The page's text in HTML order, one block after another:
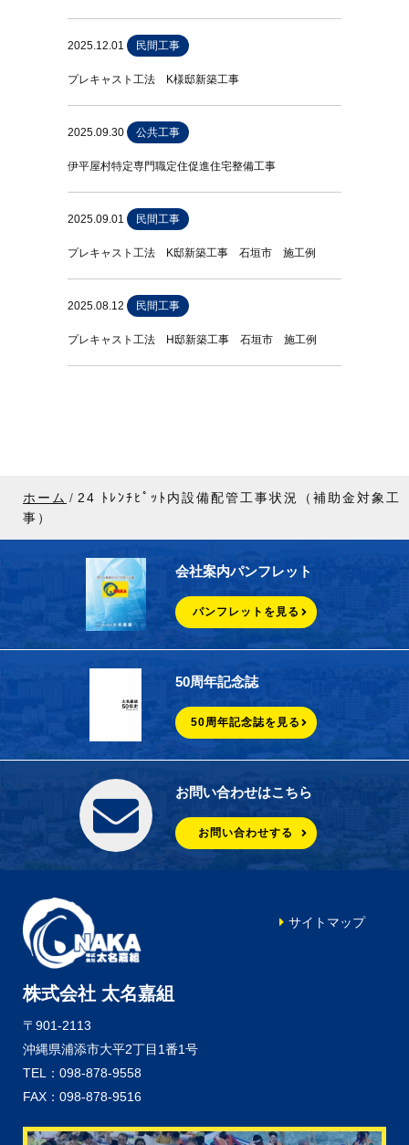
2025.12.01 民間工事
プレキャスト工法 K様邸新築工事
2025.09.30 公共工事
伊平屋村特定専門職定住促進住宅整備工事
2025.09.01 民間工事
プレキャスト工法 K邸新築工事 石垣市 施工例
2025.08.12 民間工事
プレキャスト工法 H邸新築工事 石垣市 施工例
ホーム
24 ﾄﾚﾝﾁﾋﾟｯﾄ内設備配管工事状況（補助金対象工
事）
会社案内パンフレット
パンフレットを見る
50周年記念誌
50周年記念誌を見る
お問い合わせはこちら
お問い合わせする
株式会社 太名嘉組
〒901-2113
沖縄県浦添市大平2丁目1番1号
TEL：098-878-9558
FAX：098-878-9516
サイトマップ